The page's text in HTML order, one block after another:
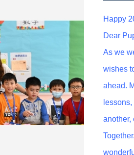
Happy
Dear
As we
wishes
ahead.
another,